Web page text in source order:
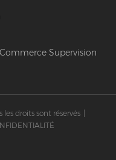
Supervision
les droits sont réservés |